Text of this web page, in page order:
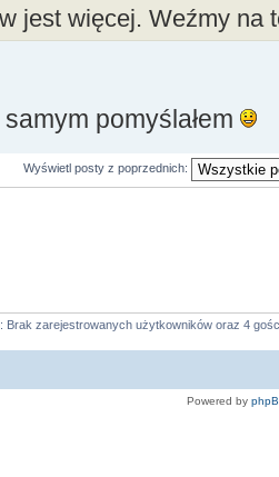
jest więcej. Weźmy na
pomyślałem
Wyświetl posty z poprzednich:
Brak zarejestrowanych użytkowników oraz 4
Powered by